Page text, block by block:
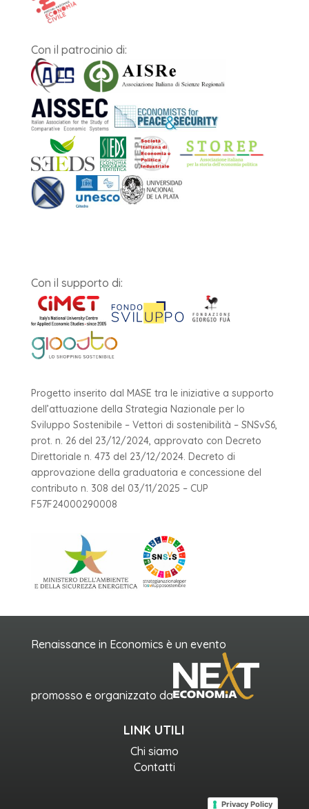
Con il patrocinio di:
Con il supporto di:
Progetto inserito dal MASE tra le iniziative a supporto
dell’attuazione della Strategia Nazionale per lo
Sviluppo Sostenibile – Vettori di sostenibilità – SNSvS6,
prot. n. 26 del 23/12/2024, approvato con Decreto
Direttoriale n. 473 del 23/12/2024. Decreto di
approvazione della graduatoria e concessione del
contributo n. 308 del 03/11/2025 – CUP
F57F24000290008
Renaissance in Economics è un evento
promosso e organizzato da
LINK UTILI
Chi siamo
Contatti
Privacy Policy